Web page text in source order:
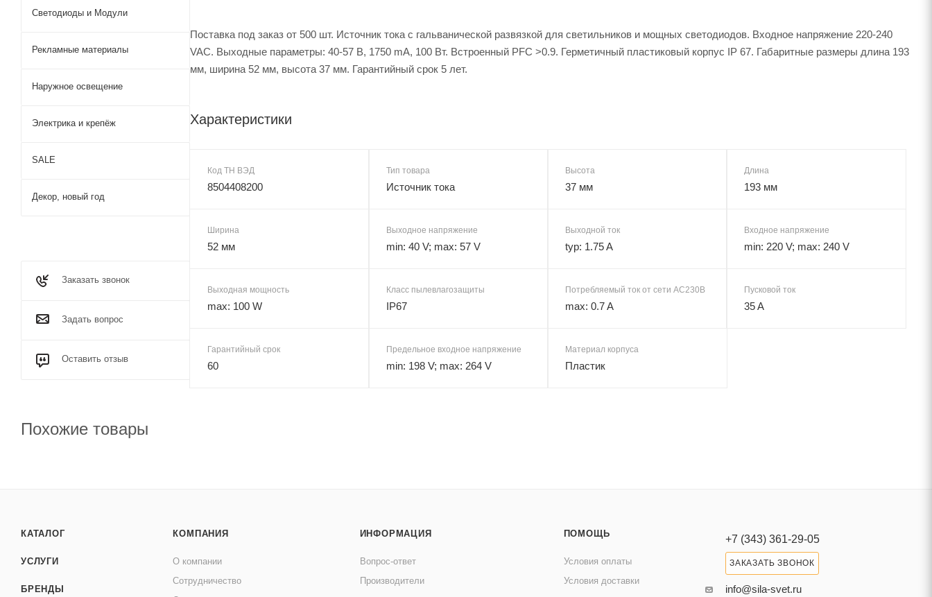
Поставка под заказ от 500 шт. Источник тока с гальванической развязкой для светильников и мощных светодиодов. Входное напряжение 220-240
VAC. Выходные параметры: 40-57 В, 1750 mА, 100 Вт. Встроенный PFC >0.9. Герметичный пластиковый корпус IP 67. Габаритные размеры длина 193
мм, ширина 52 мм, высота 37 мм. Гарантийный срок 5 лет.
Характеристики
Код ТН ВЭД
8504408200
Тип товара
Источник тока
Высота
37 мм
Длина
193 мм
Ширина
52 мм
Выходное напряжение
min: 40 V; max: 57 V
Выходной ток
typ: 1.75 A
Входное напряжение
min: 220 V; max: 240 V
Выходная мощность
max: 100 W
Класс пылевлагозащиты
IP67
Потребляемый ток от сети AC230В
max: 0.7 A
Пусковой ток
35 A
Гарантийный срок
60
Предельное входное напряжение
min: 198 V; max: 264 V
Материал корпуса
Пластик
Светодиоды и Модули
Рекламные материалы
Наружное освещение
Электрика и крепёж
SALE
Декор, новый год
Заказать звонок
Задать вопрос
Оставить отзыв
Похожие товары
КАТАЛОГ
УСЛУГИ
БРЕНДЫ
КОМПАНИЯ
О компании
Сотрудничество
ИНФОРМАЦИЯ
Вопрос-ответ
Производители
ПОМОЩЬ
Условия оплаты
Условия доставки
+7 (343) 361-29-05
ЗАКАЗАТЬ ЗВОНОК
info@sila-svet.ru